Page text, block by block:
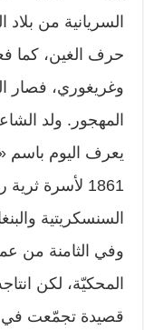
السريانية من
حرف الغين، كما
وغريغوري، فصار
المهجور. ولد
يعرف اليوم باسم
1861 لأسرة
السنسكريتية
وفي الثامنة من
المحكيّة، لكن
قصيدة تجمّعت في